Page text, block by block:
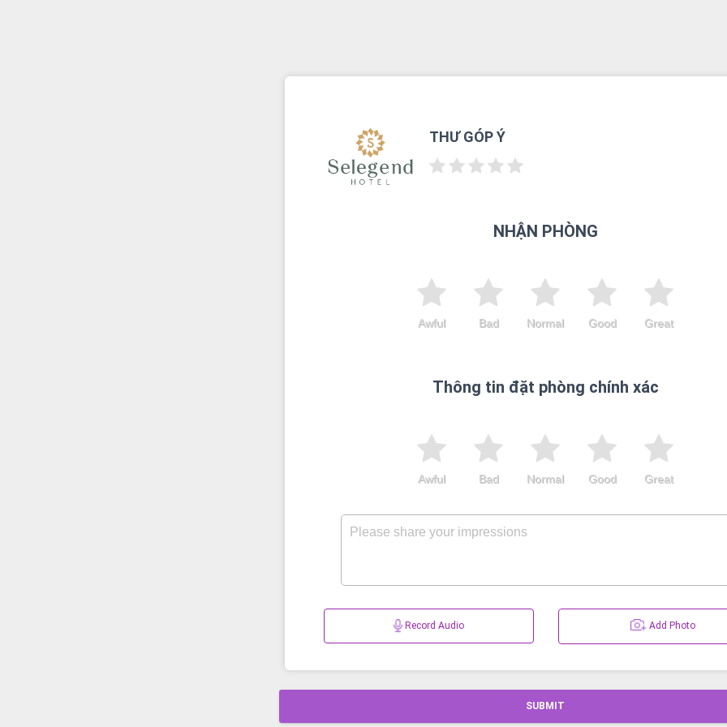
THƯ GÓP Ý
NHẬN PHÒNG
Great
Good
Normal
Bad
Awful
Thông tin đặt phòng chính xác
Great
Good
Normal
Bad
Awful
Record Audio Add Photo
SUBMIT